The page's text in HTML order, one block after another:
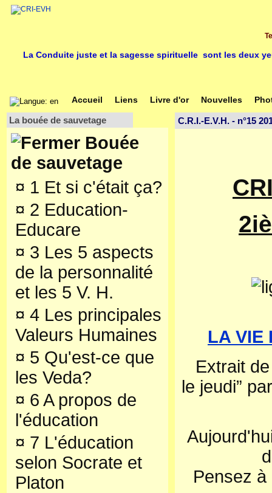
La Conduite juste et la sagesse spirituelle sont les deux
Accueil Liens Livre d'or Nouvelles
La bouée de sauvetage
Bouée
de sauvetage
¤ 1 Et si c'était ça?
¤ 2 Education-
Educare
¤ 3 Les 5 aspects
de la personnalité
et les 5 V. H.
¤ 4 Les principales
Valeurs Humaines
¤ 5 Qu'est-ce que
les Veda?
¤ 6 A propos de
l'éducation
¤ 7 L'éducation
selon Socrate et
Platon
C.R.I.-E.V.H. - n°15
2iè
LA VIE
Extrait
le jeudi”
Pensez à